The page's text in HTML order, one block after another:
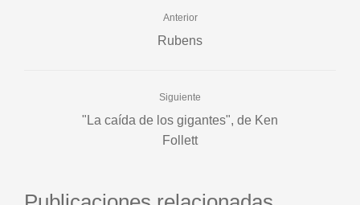
Anterior
Rubens
Siguiente
"La caída de los gigantes", de Ken
Follett